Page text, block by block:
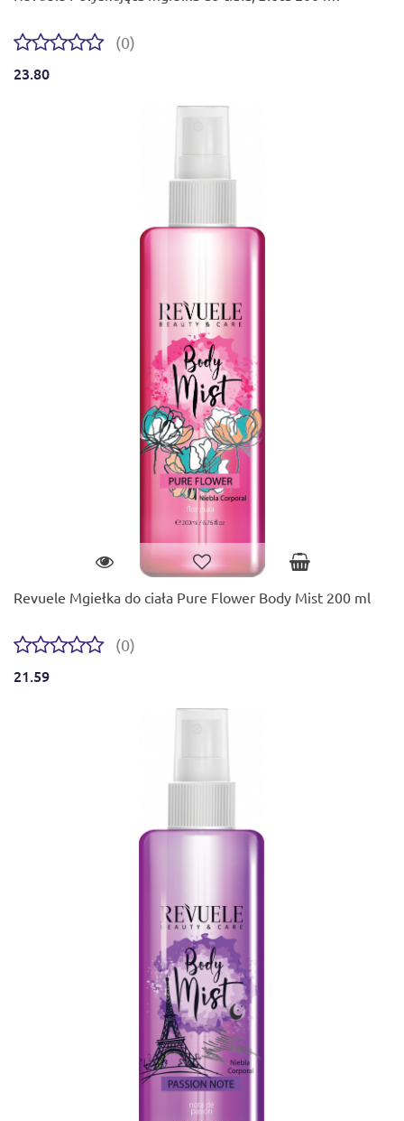
(0)
23.80
Revuele Mgiełka do ciała Pure Flower Body Mist 200 ml
(0)
21.59